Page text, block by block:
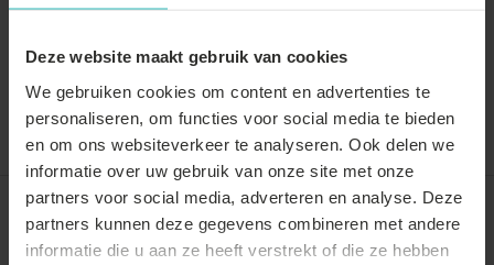
Deze website maakt gebruik van cookies
We gebruiken cookies om content en advertenties te
personaliseren, om functies voor social media te bieden
en om ons websiteverkeer te analyseren. Ook delen we
informatie over uw gebruik van onze site met onze
partners voor social media, adverteren en analyse. Deze
partners kunnen deze gegevens combineren met andere
informatie die u aan ze heeft verstrekt of die ze hebben
Vergelijk Delen
Recent door jou bekeken